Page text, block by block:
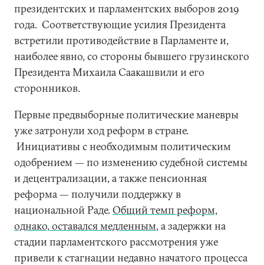
президентских и парламентских выборов 2019
года. Соответствующие усилия Президента
встретили противодействие в Парламенте и,
наиболее явно, со стороны бывшего грузинского
Президента Михаила Саакашвили и его
сторонников.
Первые предвыборные политические маневры
уже затронули ход реформ в стране.
Инициативы с необходимым политическим
одобрением — по изменению судебной системы
и децентрализации, а также пенсионная
реформа — получили поддержку в
национальной Раде.Общий темп реформ,
однако, оставался медленным, а задержки на
стадии парламентского рассмотрения уже
привели к стагнации недавно начатого процесса